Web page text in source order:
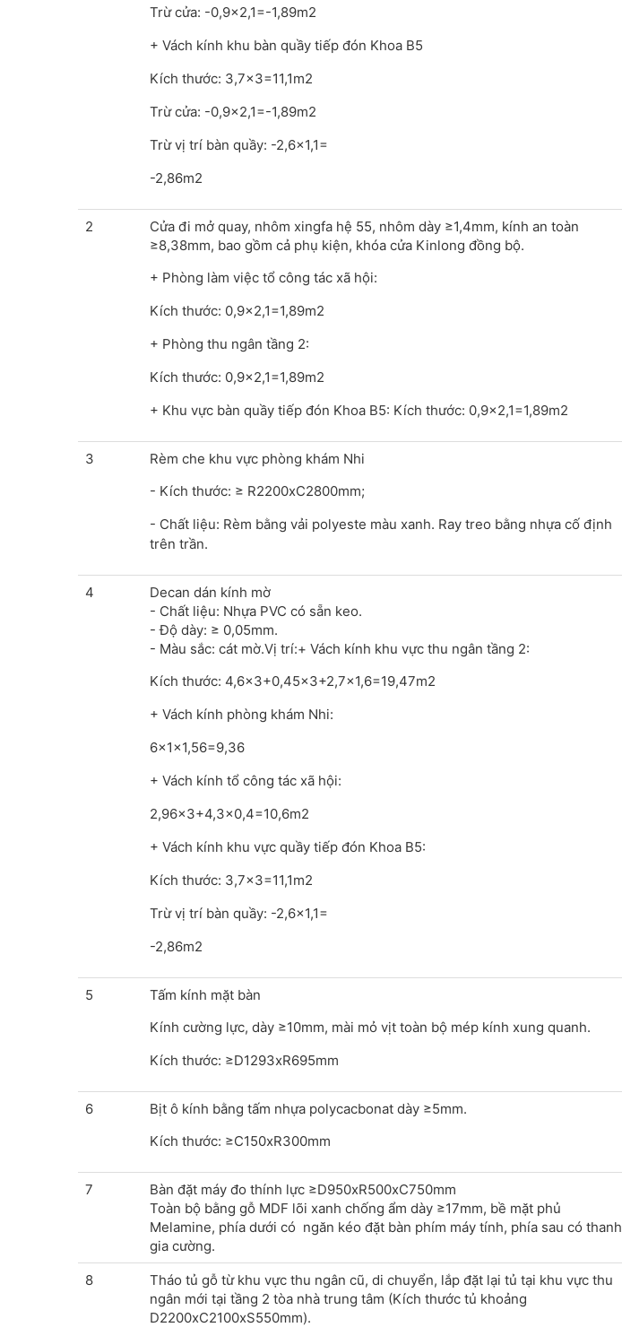
Trừ cửa: -0,9x2,1=-1,89m2
+ Vách kính khu bàn quầy tiếp đón Khoa B5
Kích thước: 3,7x3=11,1m2
Trừ cửa: -0,9x2,1=-1,89m2
Trừ vị trí bàn quầy: -2,6x1,1=
-2,86m2
2
Cửa đi mở quay, nhôm xingfa hệ 55, nhôm dày ≥1,4mm, kính an toàn
≥8,38mm, bao gồm cả phụ kiện, khóa cửa Kinlong đồng bộ.
+ Phòng làm việc tổ công tác xã hội:
Kích thước: 0,9x2,1=1,89m2
+ Phòng thu ngân tầng 2:
Kích thước: 0,9x2,1=1,89m2
+ Khu vực bàn quầy tiếp đón Khoa B5: Kích thước: 0,9x2,1=1,89m2
3
Rèm che khu vực phòng khám Nhi
- Kích thước: ≥ R2200xC2800mm;
- Chất liệu: Rèm bằng vải polyeste màu xanh. Ray treo bằng nhựa cố định
trên trần.
4
Decan dán kính mờ
- Chất liệu: Nhựa PVC có sẵn keo.
- Độ dày: ≥ 0,05mm.
- Màu sắc: cát mờ.Vị trí:+ Vách kính khu vực thu ngân tầng 2:
Kích thước: 4,6x3+0,45x3+2,7x1,6=19,47m2
+ Vách kính phòng khám Nhi:
6x1x1,56=9,36
+ Vách kính tổ công tác xã hội:
2,96x3+4,3x0,4=10,6m2
+ Vách kính khu vực quầy tiếp đón Khoa B5:
Kích thước: 3,7x3=11,1m2
Trừ vị trí bàn quầy: -2,6x1,1=
-2,86m2
5
Tấm kính mặt bàn
Kính cường lực, dày ≥10mm, mài mỏ vịt toàn bộ mép kính xung quanh.
Kích thước: ≥D1293xR695mm
6
Bịt ô kính bằng tấm nhựa polycacbonat dày ≥5mm.
Kích thước: ≥C150xR300mm
7
Bàn đặt máy đo thính lực ≥D950xR500xC750mm
Toàn bộ bằng gỗ MDF lõi xanh chống ẩm dày ≥17mm, bề mặt phủ
Melamine, phía dưới có ngăn kéo đặt bàn phím máy tính, phía sau có thanh
gia cường.
8
Tháo tủ gỗ từ khu vực thu ngân cũ, di chuyển, lắp đặt lại tủ tại khu vực thu
ngân mới tại tầng 2 tòa nhà trung tâm (Kích thước tủ khoảng
D2200xC2100xS550mm).